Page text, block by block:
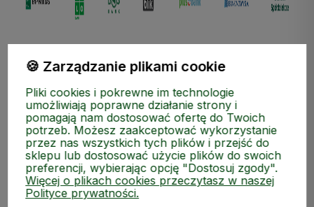
ZAKUPY
MEDIA SPOŁECZNOŚCIOWE
MOJE KONTO
🍪 Zarządzanie plikami cookie
Pliki cookies i pokrewne im technologie
umożliwiają poprawne działanie strony i
pomagają nam dostosować ofertę do Twoich
potrzeb. Możesz zaakceptować wykorzystanie
przez nas wszystkich tych plików i przejść do
sklepu lub dostosować użycie plików do swoich
preferencji, wybierając opcję "Dostosuj zgody".
Więcej o plikach cookies przeczytasz w naszej
Polityce prywatności.